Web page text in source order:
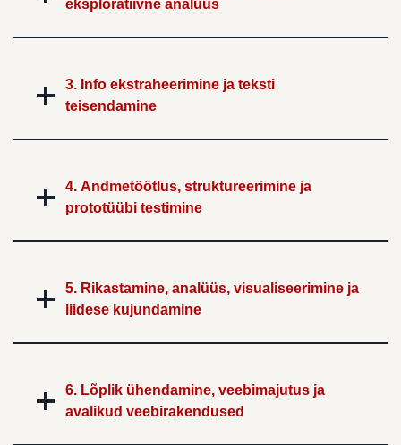
eksploratiivne analüüs
3. Info ekstraheerimine ja teksti
teisendamine
4. Andmetöötlus, struktureerimine ja
prototüübi testimine
5. Rikastamine, analüüs, visualiseerimine ja
liidese kujundamine
6. Lõplik ühendamine, veebimajutus ja
avalikud veebirakendused